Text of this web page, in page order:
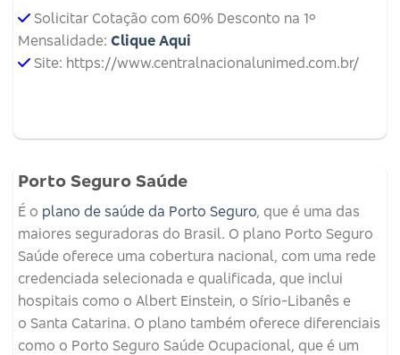
Solicitar Cotação com 60% Desconto na 1º
Mensalidade: Clique Aqui
Site: https://www.centralnacionalunimed.com.br/
Porto Seguro Saúde
É o plano de saúde da Porto Seguro, que é uma das
maiores seguradoras do Brasil. O plano Porto Seguro
Saúde oferece uma cobertura nacional, com uma rede
credenciada selecionada e qualificada, que inclui
hospitais como o Albert Einstein, o Sírio-Libanês e
o Santa Catarina. O plano também oferece diferenciais
como o Porto Seguro Saúde Ocupacional, que é um